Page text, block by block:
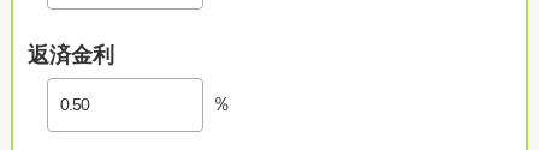
返済金利
％